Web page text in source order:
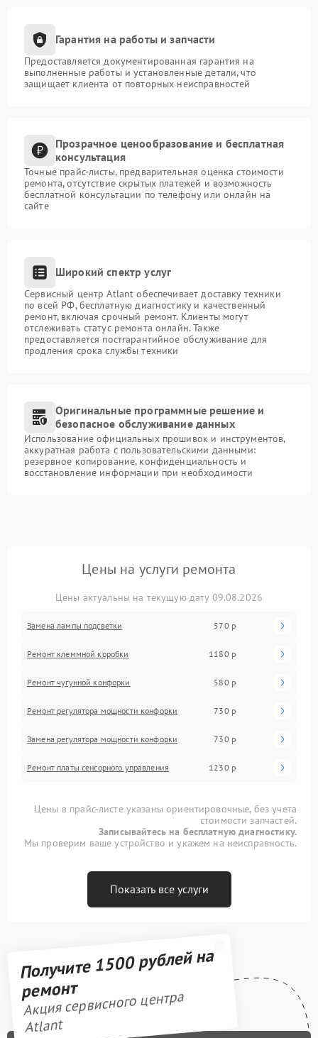
Гарантия на работы и запчасти
Предоставляется документированная гарантия на
выполненные работы и установленные детали, что
защищает клиента от повторных неисправностей
Прозрачное ценообразование и бесплатная
консультация
Точные прайс-листы, предварительная оценка стоимости
ремонта, отсутствие скрытых платежей и возможность
бесплатной консультации по телефону или онлайн на
сайте
Широкий спектр услуг
Сервисный центр Atlant обеспечивает доставку техники
по всей РФ, бесплатную диагностику и качественный
ремонт, включая срочный ремонт. Клиенты могут
отслеживать статус ремонта онлайн. Также
предоставляется постгарантийное обслуживание для
продления срока службы техники
Оригинальные программные решение и
безопасное обслуживание данных
Использование официальных прошивок и инструментов,
аккуратная работа с пользовательскими данными:
резервное копирование, конфиденциальность и
восстановление информации при необходимости
Цены на услуги ремонта
Цены актуальны на текущую дату 09.08.2026
Замена лампы подсветки 570 р
Ремонт клеммной коробки 1180 р
Ремонт чугунной конфорки 580 р
Ремонт регулятора мощности конфорки 730 р
Замена регулятора мощности конфорки 730 р
Ремонт платы сенсорного управления 1230 р
Цены в прайс-листе указаны ориентировочные, без учета
стоимости запчастей.
Записывайтесь на бесплатную диагностику.
Мы проверим ваше устройство и укажем на неисправность.
Показать все услуги
Получите 1500 рублей на
ремонт
Акция сервисного центра
Atlant